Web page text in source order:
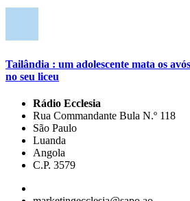
Tailândia : um adolescente mata os
no seu liceu
Rádio Ecclesia
Rua Commandante Bula N.º 118
São Paulo
Luanda
Angola
C.P. 3579